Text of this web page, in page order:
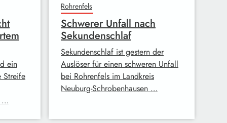
ein
Streife
…
Rohrenfels
Schwerer Unfall nach
Sekundenschlaf
Sekundenschlaf ist gestern der
Auslöser für einen schweren Unfall
bei Rohrenfels im Landkreis
Neuburg-Schrobenhausen …